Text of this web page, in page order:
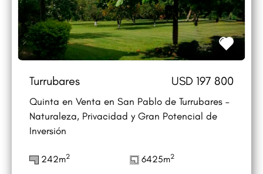
Turrubares USD 197 800
Quinta en Venta en San Pablo de Turrubares –
Naturaleza, Privacidad y Gran Potencial de
Inversión
242m2 6425m2